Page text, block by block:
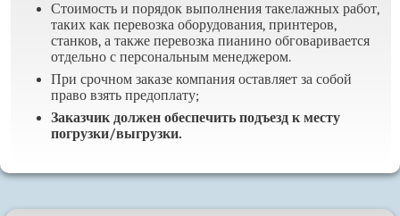
Стоимость и порядок выполнения такелажных работ,
таких как перевозка оборудования, принтеров,
станков, а также перевозка пианино обговаривается
отдельно с персональным менеджером.
При срочном заказе компания оставляет за собой
право взять предоплату;
Заказчик должен обеспечить подъезд к месту
погрузки/выгрузки.